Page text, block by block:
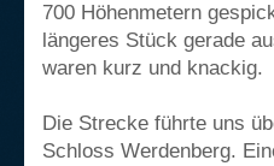
700 Höhenmetern
längeres Stück gerade
waren kurz und knackig.
Die Strecke führte uns
Schloss Werdenberg.